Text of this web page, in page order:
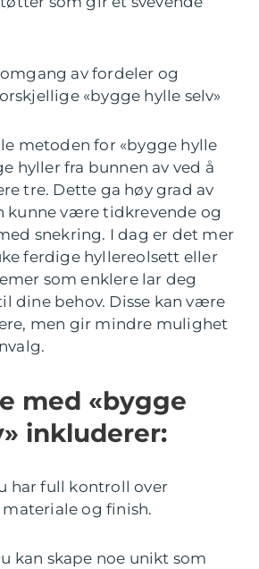
av fordeler og
«bygge hylle selv»
metoden for «bygge hylle
hyller fra bunnen av ved å
tre. Dette ga høy grad av
kunne være tidkrevende og
snekring. I dag er det mer
ferdige hyllereolsett eller
som enklere lar deg
dine behov. Disse kan være
men gir mindre mulighet
med «bygge
inkluderer:
har full kontroll over
og finish.
kan skape noe unikt som